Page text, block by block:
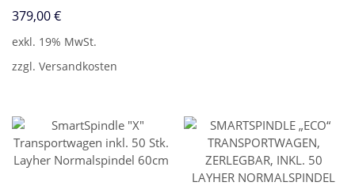
379,00€
exkl. 19% MwSt.
zzgl. Versandkosten